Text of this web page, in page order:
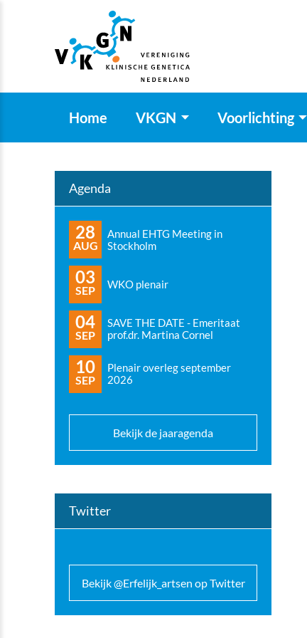
Home VKGN Voorlichting
Agenda
28
AUG
Annual EHTG Meeting in
Stockholm
03
SEP WKO plenair
04
SEP
SAVE THE DATE - Emeritaat
prof.dr. Martina Cornel
10
SEP
Plenair overleg september
2026
Bekijk de jaaragenda
Twitter
Bekijk @Erfelijk_artsen op Twitter